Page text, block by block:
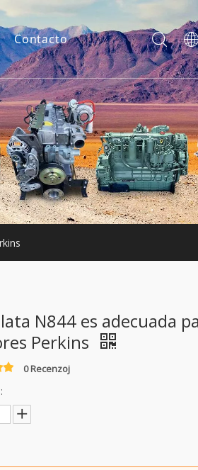
Contacto
N844 es adecuada
Perkins
0 Recenzoj